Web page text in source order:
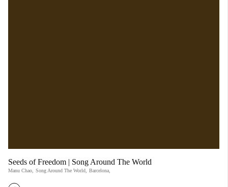
Seeds of Freedom | Song Around The World
Manu Chao Song Around The World Barcelona,